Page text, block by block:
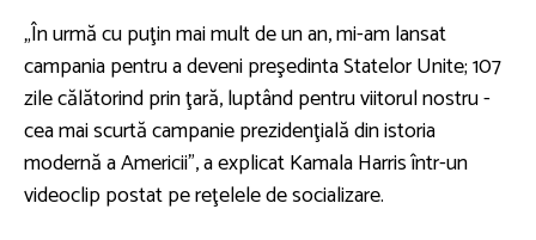
„În urmă cu puţin mai mult de un an, mi-am lansat
campania pentru a deveni preşedinta Statelor Unite; 107
zile călătorind prin ţară, luptând pentru viitorul nostru -
cea mai scurtă campanie prezidenţială din istoria
modernă a Americii”, a explicat Kamala Harris într-un
videoclip postat pe reţelele de socializare.